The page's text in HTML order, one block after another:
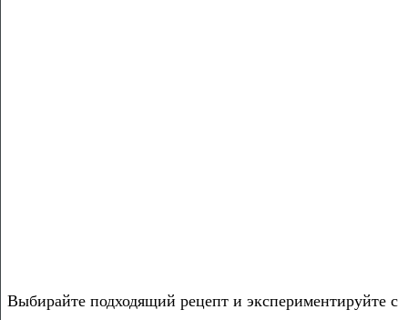
Выбирайте подходящий рецепт и экспериментируйте с